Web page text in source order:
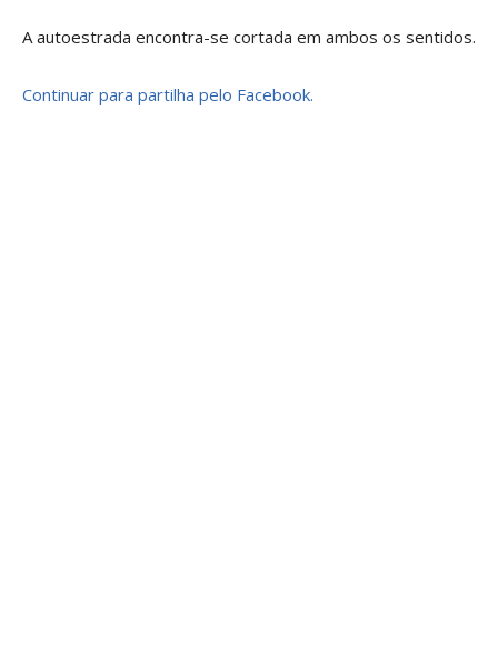
A autoestrada encontra-se cortada em ambos os sentidos.
Continuar para partilha pelo Facebook.